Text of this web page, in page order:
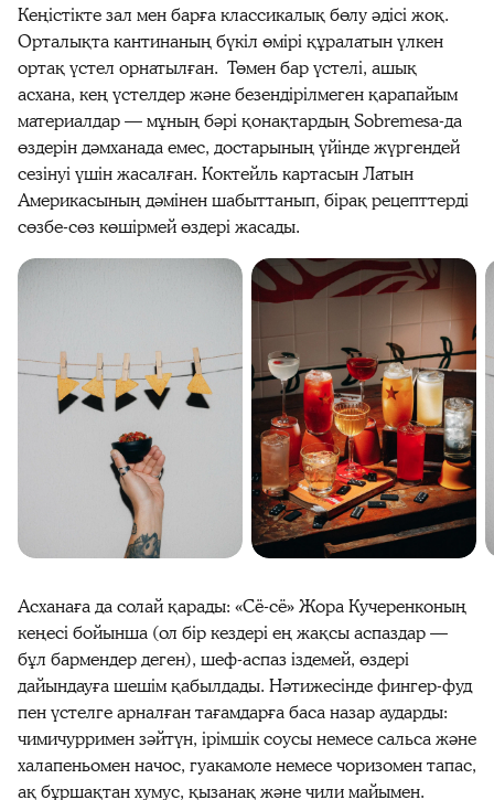
Кеңістікте зал мен барға классикалық бөлу әдісі жоқ.
Орталықта кантинаның бүкіл өмірі құралатын үлкен
ортақ үстел орнатылған. Төмен бар үстелі, ашық
асхана, кең үстелдер және безендірілмеген қарапайым
материалдар — мұның бәрі қонақтардың Sobremesa‑да
өздерін дәмханада емес, достарының үйінде жүргендей
сезінуі үшін жасалған. Коктейль картасын Латын
Америкасының дәмінен шабыттанып, бірақ рецепттерді
сөзбе‑сөз көшірмей өздері жасады.
Асханаға да солай қарады: «Сё‑сё» Жора Кучеренконың
кеңесі бойынша (ол бір кездері ең жақсы аспаздар —
бұл бармендер деген), шеф‑аспаз іздемей, өздері
дайындауға шешім қабылдады. Нәтижесінде фингер‑фуд
пен үстелге арналған тағамдарға баса назар аударды:
чимичурримен зәйтүн, ірімшік соусы немесе сальса және
халапеньомен начос, гуакамоле немесе чоризомен тапас,
ақ бұршақтан хумус, қызанақ және чили майымен.